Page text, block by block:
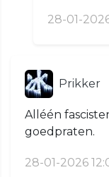
28-01-
Prikker
Alléén
goedpraten.
28-01-2026